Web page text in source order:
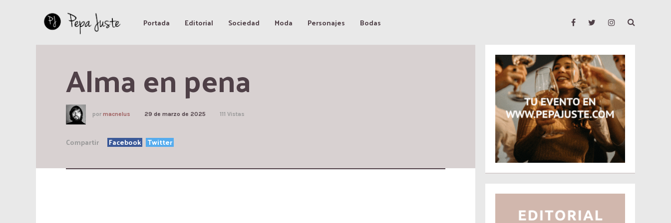
Portada Editorial Sociedad Moda Personajes Bodas
Alma en pena
por macnelus 29 de marzo de 2025 111 Vistas
Compartir Facebook Twitter